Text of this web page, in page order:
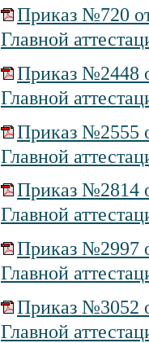
Приказ №720
Главной
Приказ №2448
Главной
Приказ №2555
Главной
Приказ №2814
Главной
Приказ №2997
Главной
Приказ №3052
Главной